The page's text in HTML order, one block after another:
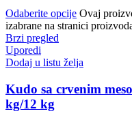
Odaberite opcije Ovaj
izabrane na stranici
Brzi pregled
Uporedi
Dodaj u listu želja
Kudo sa crvenim
kg/12 kg